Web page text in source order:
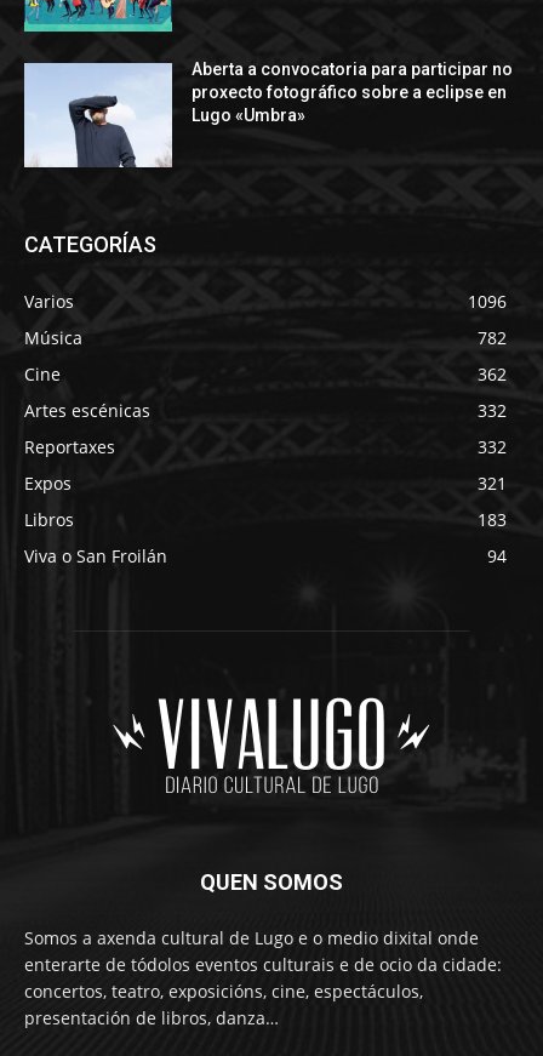
Aberta a convocatoria para participar no
proxecto fotográfico sobre a eclipse en
Lugo «Umbra»
CATEGORÍAS
Varios
1096
Música
782
Cine
362
Artes escénicas
332
Reportaxes
332
Expos
321
Libros
183
Viva o San Froilán
94
QUEN SOMOS
Somos a axenda cultural de Lugo e o medio dixital onde
enterarte de tódolos eventos culturais e de ocio da cidade:
concertos, teatro, exposicións, cine, espectáculos,
presentación de libros, danza…